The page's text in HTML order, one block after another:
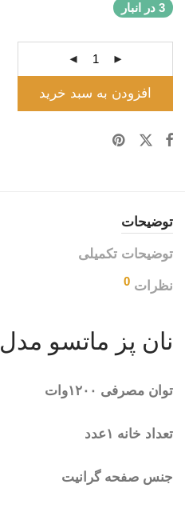
3 در انبار
افزودن به سبد خرید
توضیحات
توضیحات تکمیلی
نظرات 0
نان پز ماتسو مدل ۷۹۰
توان مصرفی ۱۲۰۰وات
تعداد خانه ۱عدد
جنس صفحه گرانیت